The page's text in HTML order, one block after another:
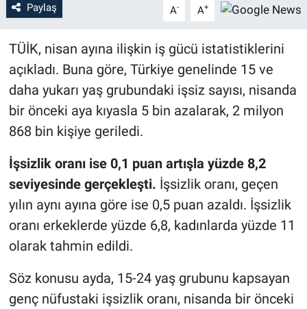
Paylaş A- A+
TÜİK, nisan ayına ilişkin iş gücü istatistiklerini
açıkladı. Buna göre, Türkiye genelinde 15 ve
daha yukarı yaş grubundaki işsiz sayısı, nisanda
bir önceki aya kıyasla 5 bin azalarak, 2 milyon
868 bin kişiye geriledi.
İşsizlik oranı ise 0,1 puan artışla yüzde 8,2
seviyesinde gerçekleşti. İşsizlik oranı, geçen
yılın aynı ayına göre ise 0,5 puan azaldı. İşsizlik
oranı erkeklerde yüzde 6,8, kadınlarda yüzde 11
olarak tahmin edildi.
Söz konusu ayda, 15-24 yaş grubunu kapsayan
genç nüfustaki işsizlik oranı, nisanda bir önceki